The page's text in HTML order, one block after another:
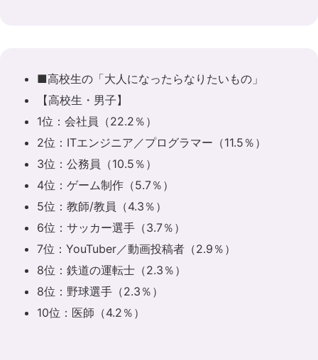
■高校生の「大人になったらなりたいもの」
【高校生・男子】
1位：会社員（22.2％）
2位：ITエンジニア／プログラマー（11.5％）
3位：公務員（10.5％）
4位：ゲーム制作（5.7％）
5位：教師/教員（4.3％）
6位：サッカー選手（3.7％）
7位：YouTuber／動画投稿者（2.9％）
8位：鉄道の運転士（2.3％）
8位：野球選手（2.3％）
10位：医師（4.2％）